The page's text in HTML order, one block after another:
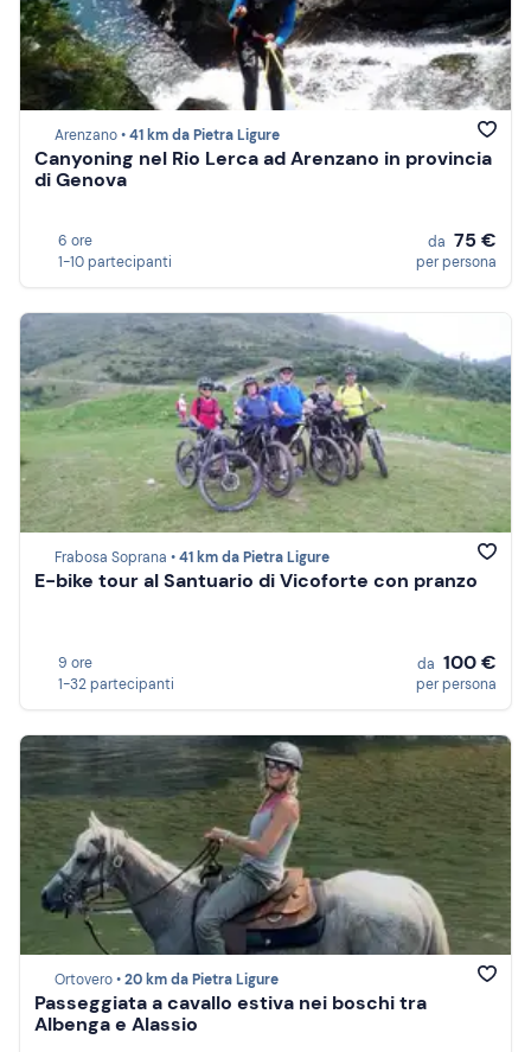
Arenzano •41 km da Pietra Ligure
Canyoning nel Rio Lerca ad Arenzano in provincia
di Genova
6 ore
1-10 partecipanti
da 75 €
per persona
Frabosa Soprana •41 km da Pietra Ligure
E-bike tour al Santuario di Vicoforte con pranzo
9 ore
1-32 partecipanti
da 100 €
per persona
Ortovero •20 km da Pietra Ligure
Passeggiata a cavallo estiva nei boschi tra
Albenga e Alassio